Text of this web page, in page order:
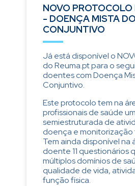
NOVO PROTOCOLO
- DOENÇA MISTA
CONJUNTIVO
Já está disponível o
do Reuma.pt para o
doentes com Doença
Conjuntivo.
Este protocolo tem na
profissionais de saúde
semiestruturada de
doença e
Tem ainda disponível na
doente 11 questionários
múltiplos domínios de
qualidade de vida,
função física.